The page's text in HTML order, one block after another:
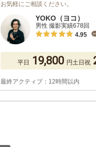
お気軽にご相談ください。
YOKO（ヨコ）
男性 撮影実績678回
4.95
平日 19,800 円土日祝
最終アクティブ：12時間以内